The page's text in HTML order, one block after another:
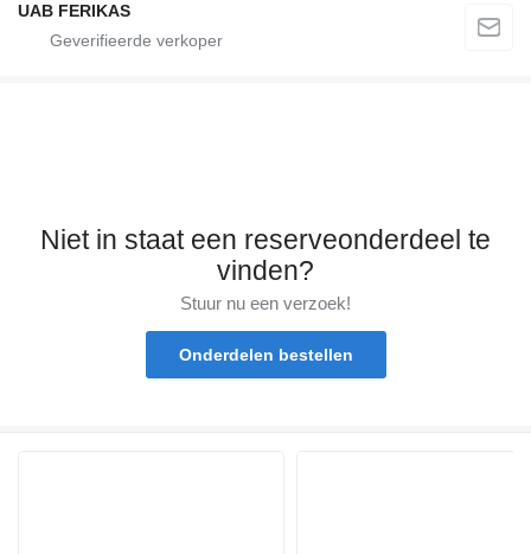
UAB FERIKAS
Niet in staat een reserveonderdeel te
vinden?
Stuur nu een verzoek!
Onderdelen bestellen